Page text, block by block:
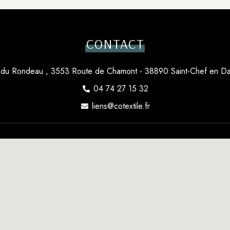
CONTACT
Rondeau , 3553 Route de Chamont - 38890 Saint-Chef en
04 74 27 15 32
liens@cotextile.fr